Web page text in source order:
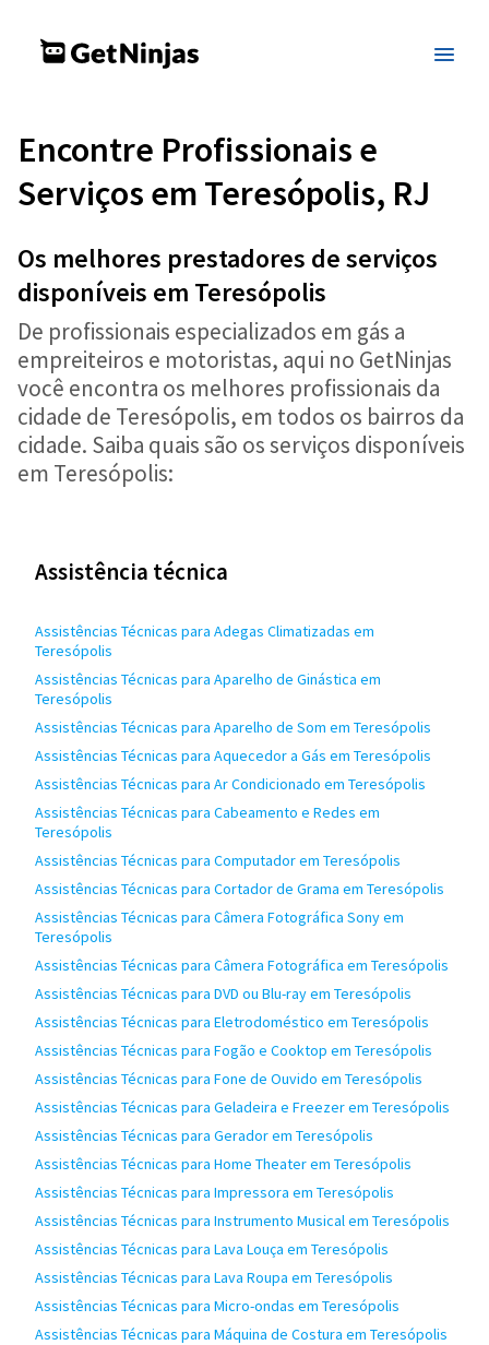
Encontre Profissionais e
Serviços em Teresópolis, RJ
Os melhores prestadores de serviços
disponíveis em Teresópolis
De profissionais especializados em gás a
empreiteiros e motoristas, aqui no GetNinjas
você encontra os melhores profissionais da
cidade de Teresópolis, em todos os bairros da
cidade. Saiba quais são os serviços disponíveis
em Teresópolis:
Assistência técnica
Assistências Técnicas para Adegas Climatizadas em
Teresópolis
Assistências Técnicas para Aparelho de Ginástica em
Teresópolis
Assistências Técnicas para Aparelho de Som em Teresópolis
Assistências Técnicas para Aquecedor a Gás em Teresópolis
Assistências Técnicas para Ar Condicionado em Teresópolis
Assistências Técnicas para Cabeamento e Redes em
Teresópolis
Assistências Técnicas para Computador em Teresópolis
Assistências Técnicas para Cortador de Grama em Teresópolis
Assistências Técnicas para Câmera Fotográfica Sony em
Teresópolis
Assistências Técnicas para Câmera Fotográfica em Teresópolis
Assistências Técnicas para DVD ou Blu-ray em Teresópolis
Assistências Técnicas para Eletrodoméstico em Teresópolis
Assistências Técnicas para Fogão e Cooktop em Teresópolis
Assistências Técnicas para Fone de Ouvido em Teresópolis
Assistências Técnicas para Geladeira e Freezer em Teresópolis
Assistências Técnicas para Gerador em Teresópolis
Assistências Técnicas para Home Theater em Teresópolis
Assistências Técnicas para Impressora em Teresópolis
Assistências Técnicas para Instrumento Musical em Teresópolis
Assistências Técnicas para Lava Louça em Teresópolis
Assistências Técnicas para Lava Roupa em Teresópolis
Assistências Técnicas para Micro-ondas em Teresópolis
Assistências Técnicas para Máquina de Costura em Teresópolis